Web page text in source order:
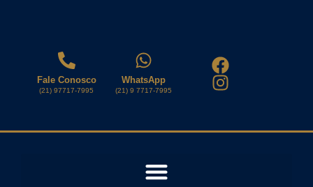
Fale Conosco
(21) 97717-7995
WhatsApp
(21) 9 7717-7995